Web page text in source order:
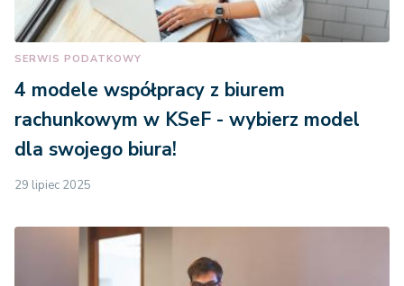
SERWIS PODATKOWY
4 modele współpracy z biurem
rachunkowym w KSeF - wybierz model
dla swojego biura!
29 lipiec 2025